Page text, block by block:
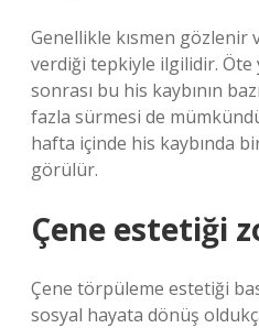
Genellikle kısmen gözlenir
verdiği tepkiyle ilgilidir. Öte
sonrası bu his kaybının
fazla sürmesi de
hafta içinde his kaybında
görülür.
Çene estetiği
Çene törpüleme estetiği
sosyal hayata dönüş